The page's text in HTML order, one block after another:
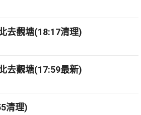
去觀塘(18:17清理)
去觀塘(17:59最新)
清理)